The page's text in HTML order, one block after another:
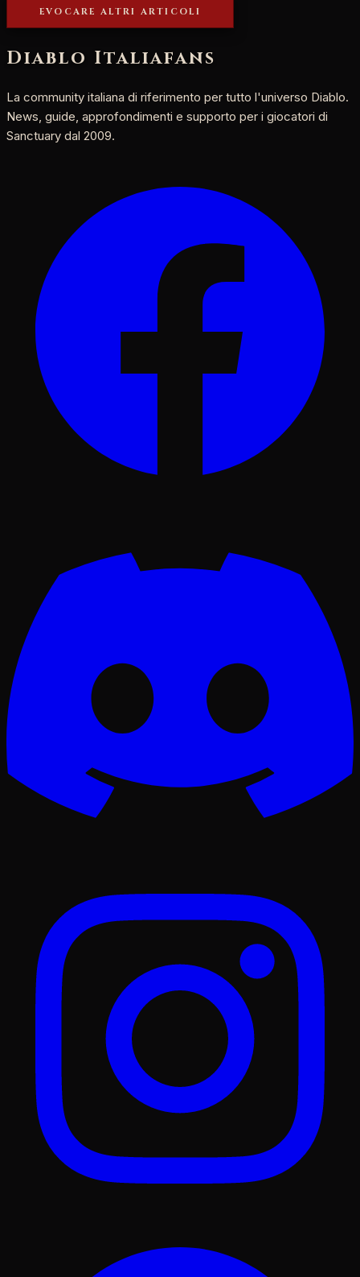
EVOCARE ALTRI ARTICOLI
Diablo Italiafans
La community italiana di riferimento per tutto l'universo Diablo.
News, guide, approfondimenti e supporto per i giocatori di
Sanctuary dal 2009.